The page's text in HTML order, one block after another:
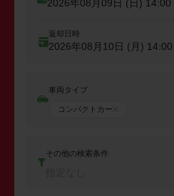
2026年08月09日 (日) 14:00
返却日時
2026年08月10日 (月) 14:00
車両タイプ
コンパクトカー
その他の検索条件